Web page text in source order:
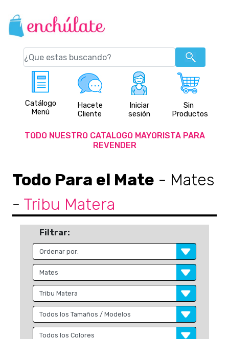
Catálogo
Menú
Hacete
Cliente
Iniciar
sesión
Sin
Productos
TODO NUESTRO CATALOGO MAYORISTA PARA
REVENDER
Todo Para el Mate - Mates
- Tribu Matera
Filtrar: